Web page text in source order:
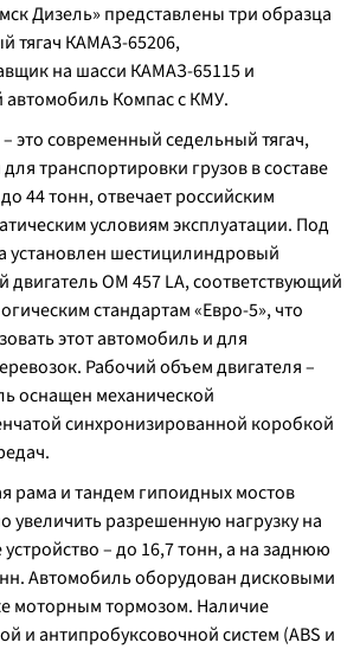
Дизель» представлены три образца
тягач КАМАЗ-65206,
на шасси КАМАЗ-65115 и
Компас с КМУ.
это современный седельный тягач,
транспортировки грузов в составе
44 тонн, отвечает российским
условиям эксплуатации. Под
установлен шестицилиндровый
OM 457 LA, соответствующий
стандартам «Евро-5», что
этот автомобиль и для
Рабочий объем двигателя –
оснащен механической
синхронизированной коробкой
рама и тандем гипоидных мостов
увеличить разрешенную нагрузку на
– до 16,7 тонн, а на заднюю
Автомобиль оборудован дисковыми
моторным тормозом. Наличие
и антипробуксовочной систем (ABS и